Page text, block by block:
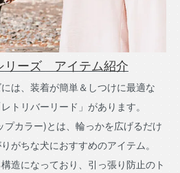
リーズ アイテム紹介
は、装着が簡単＆しつけに最適な
トリバーリード」があります。
プカラー)とは、輪っかを広げるだけ
がちな犬におすすめのアイテム。
造になっており、引っ張り防止のト